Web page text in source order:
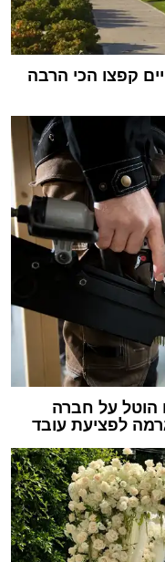
קפצו הכי הרבה
הוטל על חברה
לפציעת עובד